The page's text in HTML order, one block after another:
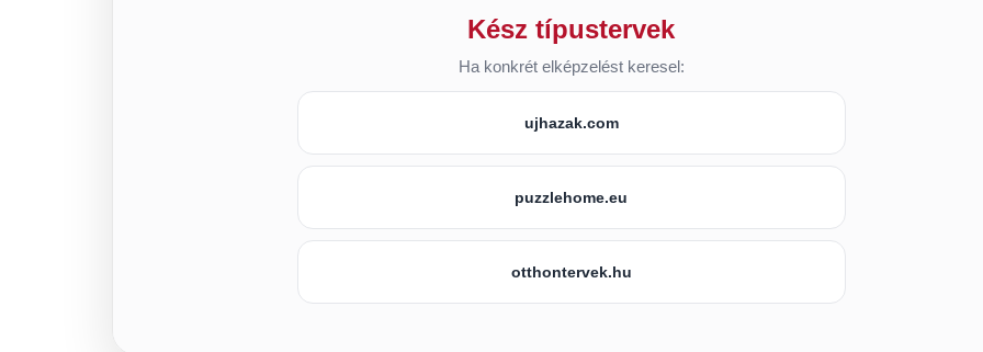
Kész típustervek
Ha konkrét elképzelést keresel:
ujhazak.com
puzzlehome.eu
otthontervek.hu